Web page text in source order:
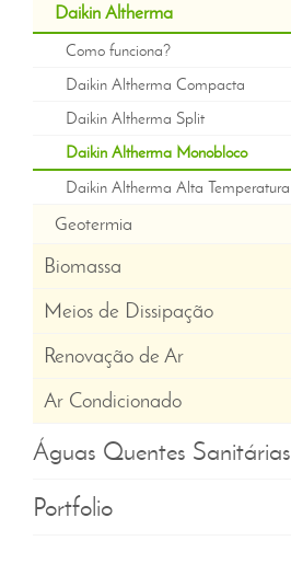
Daikin Altherma
Como funciona?
Daikin Altherma Compacta
Daikin Altherma Split
Daikin Altherma Monobloco
Daikin Altherma Alta Temperatura
Geotermia
Biomassa
Meios de Dissipação
Renovação de Ar
Ar Condicionado
Águas Quentes Sanitárias
Portfolio